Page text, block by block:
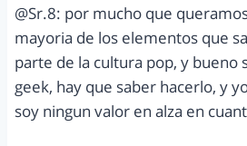
@Sr.8: por mucho que
mayoria de los elementos que
parte de la cultura pop, y bueno
geek, hay que saber hacerlo, y
soy ningun valor en alza en